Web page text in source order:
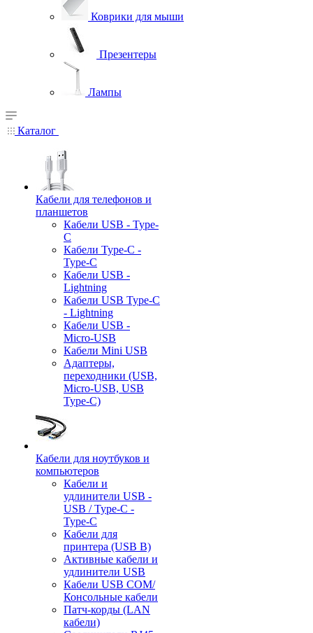
Коврики для мыши
Презентеры
Лампы
Каталог
Кабели для телефонов и
планшетов
Кабели USB - Type-
C
Кабели Type-C -
Type-C
Кабели USB -
Lightning
Кабели USB Type-C
- Lightning
Кабели USB -
Micro-USB
Кабели Mini USB
Адаптеры,
переходники (USB,
Micro-USB, USB
Type-C)
Кабели для ноутбуков и
компьютеров
Кабели и
удлинители USB -
USB / Type-C -
Type-C
Кабели для
принтера (USB B)
Активные кабели и
удлинители USB
Кабели USB COM/
Консольные кабели
Патч-корды (LAN
кабели)